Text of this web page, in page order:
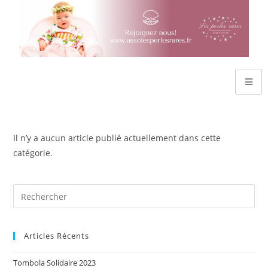
Il n’y a aucun article publié actuellement dans cette
catégorie.
Articles Récents
Tombola Solidaire 2023